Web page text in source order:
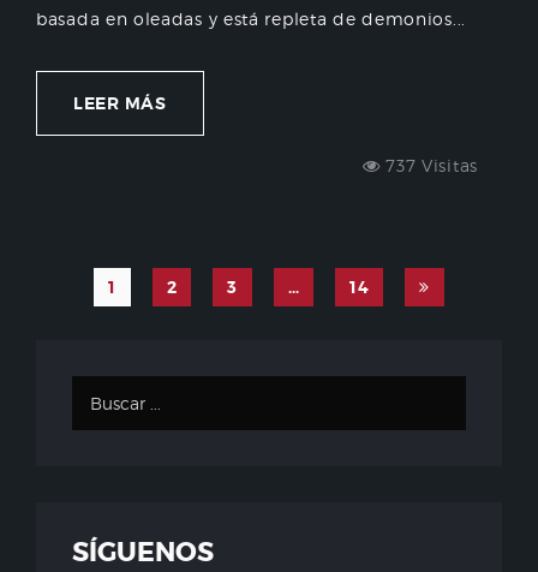
basada en oleadas y está repleta de demonios...
LEER MÁS
737 Visitas
1 2 3 … 14
SÍGUENOS